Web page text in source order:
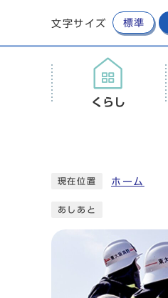
文字サイズ 標準
くらし
現在位置 ホーム
あしあと